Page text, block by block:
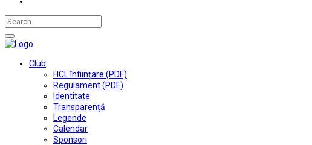
Club
HCL înființare (PDF)
Regulament (PDF)
Identitate
Transparență
Legende
Calendar
Sponsori